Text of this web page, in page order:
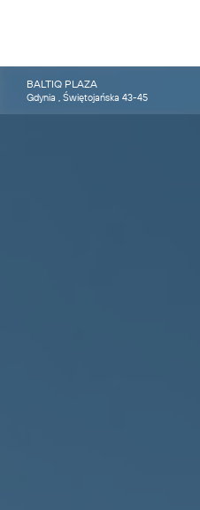
BALTIQ PLAZA
Gdynia , Świętojańska 43-45